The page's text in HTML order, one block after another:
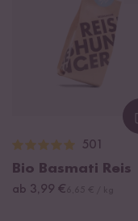
501
Bio Basmati Reis
ab 3,99 €